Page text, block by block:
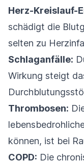
Herz-Kreislauf-
schädigt die
selten zu
Schlaganfälle:
Wirkung steigt
Thrombosen:
können, ist bei
COPD: Die